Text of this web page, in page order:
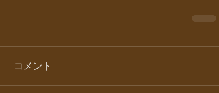
コメント